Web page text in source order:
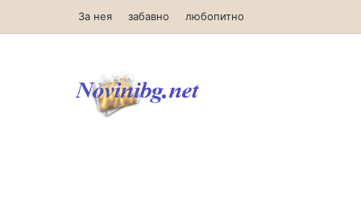
За нея забавно любопитно